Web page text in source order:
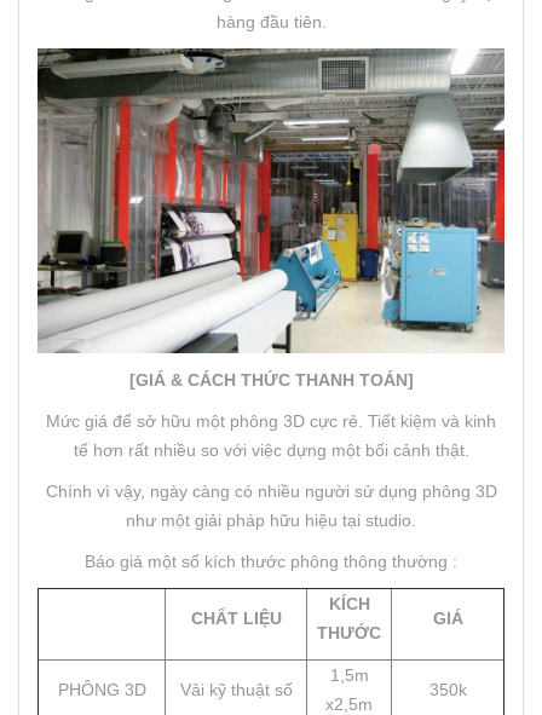
hàng đầu tiên.
[GIÁ & CÁCH THỨC THANH TOÁN]
Mức giá để sở hữu một phông 3D cực rẻ. Tiết kiệm và kinh
tế hơn rất nhiều so với việc dựng một bối cảnh thật.
Chính vì vậy, ngày càng có nhiều người sử dụng phông 3D
như một giải pháp hữu hiệu tại studio.
Báo giá một số kích thước phông thông thường :
CHẤT LIỆU
KÍCH
THƯỚC
GIÁ
PHÔNG 3D Vải kỹ thuật số
1,5m
x2,5m
350k